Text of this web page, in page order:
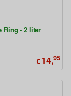
Ring - 2 liter
€14,95